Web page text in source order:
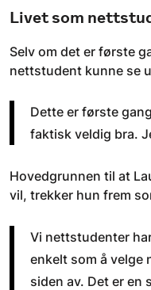
Livet som
Selv om det er første
nettstudent kunne se
Dette er første
faktisk veldig bra.
Hovedgrunnen til at
vil, trekker hun frem
Vi nettstudenter
enkelt som å velge
siden av. Det er en